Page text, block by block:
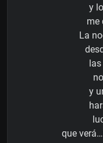
y
me
La
y
que